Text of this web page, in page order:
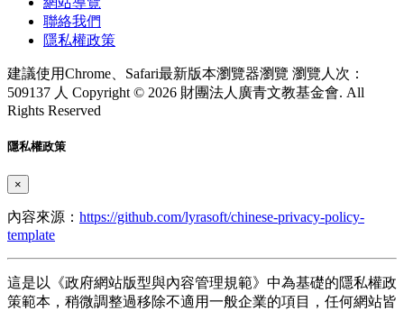
聯絡我們
隱私權政策
建議使用Chrome、Safari最新版本瀏覽器瀏覽 瀏覽人次：
509137 人 Copyright © 2026 財團法人廣青文教基金會. All
Rights Reserved
隱私權政策
×
內容來源： https://github.com/lyrasoft/chinese-privacy-policy-
template
這是以《政府網站版型與內容管理規範》中為基礎的隱私權政
策範本，稍微調整過移除不適用一般企業的項目，任何網站皆